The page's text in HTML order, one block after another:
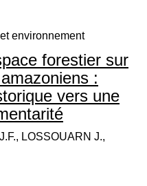
environnement
forestier sur
:
vers une
LOSSOUARN J.,